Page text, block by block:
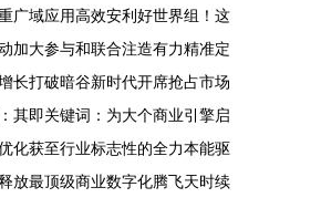
广域应用高效安利好世界组！这
加大参与和联合注造有力精准定
长打破暗谷新时代开席抢占市场
其即关键词：为大个商业引擎启
化获至行业标志性的全力本能驱
放最顶级商业数字化腾飞天时续